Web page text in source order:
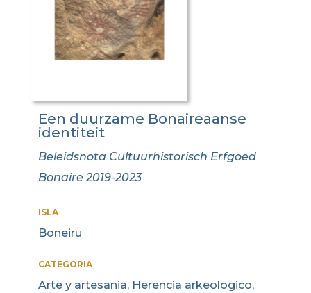
Een duurzame Bonaireaanse
identiteit
Beleidsnota Cultuurhistorisch Erfgoed
Bonaire 2019-2023
ISLA
Boneiru
CATEGORIA
Arte y artesania, Herencia arkeologico,